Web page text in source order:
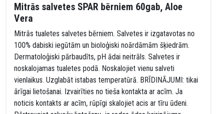
Mitrās salvetes SPAR bērniem 60gab, Aloe
Vera
Mitrās tualetes salvetes bērniem. Salvetes ir izgatavotas no
100% dabiski iegūtām un bioloģiski noārdāmām šķiedrām.
Dermatoloģiski pārbaudīts, pH ādai neitrāls. Salvetes ir
noskalojamas tualetes podā. Noskalojiet vienu salveti
vienlaikus. Uzglabāt istabas temperatūrā. BRĪDINĀJUMI: tikai
ārīgai lietošanai. Izvairīties no tieša kontakta ar acīm. Ja
noticis kontakts ar acīm, rūpīgi skalojiet acis ar tīru ūdeni.